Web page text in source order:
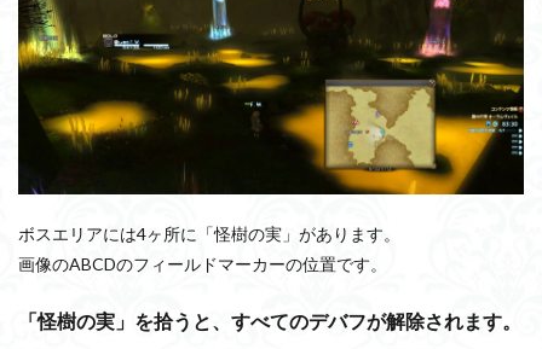
ボスエリアには4ヶ所に「怪樹の実」があります。
画像のABCDのフィールドマーカーの位置です。
「怪樹の実」を拾うと、すべてのデバフが解除されます。